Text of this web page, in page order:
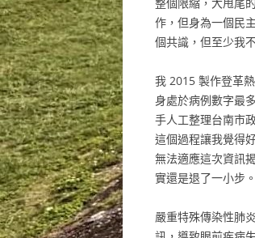
作，但身為一個民
個共識，但至少我
我 2015 製作登革
身處於病例數字最
手人工整理台南市
這個過程讓我覺得
無法適應這次資訊
實還是退了一小步。
嚴重特殊傳染性肺